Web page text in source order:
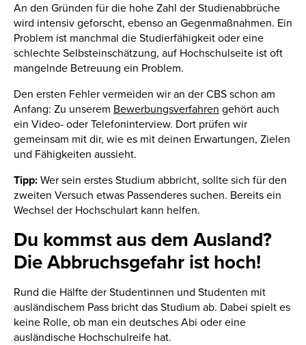
An den Gründen für die hohe Zahl der Studienabbrüche
wird intensiv geforscht, ebenso an Gegenmaßnahmen. Ein
Problem ist manchmal die Studierfähigkeit oder eine
schlechte Selbsteinschätzung, auf Hochschulseite ist oft
mangelnde Betreuung ein Problem.
Den ersten Fehler vermeiden wir an der CBS schon am
Anfang: Zu unserem Bewerbungsverfahren gehört auch
ein Video- oder Telefoninterview. Dort prüfen wir
gemeinsam mit dir, wie es mit deinen Erwartungen, Zielen
und Fähigkeiten aussieht.
Tipp: Wer sein erstes Studium abbricht, sollte sich für den
zweiten Versuch etwas Passenderes suchen. Bereits ein
Wechsel der Hochschulart kann helfen.
Du kommst aus dem Ausland?
Die Abbruchsgefahr ist hoch!
Rund die Hälfte der Studentinnen und Studenten mit
ausländischem Pass bricht das Studium ab. Dabei spielt es
keine Rolle, ob man ein deutsches Abi oder eine
ausländische Hochschulreife hat.